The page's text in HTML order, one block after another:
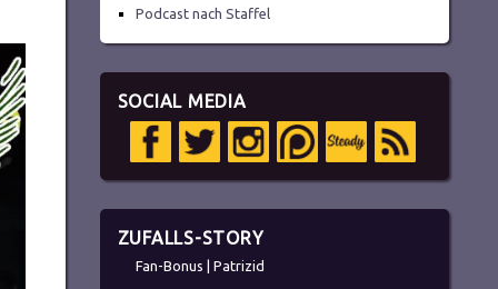
Podcast nach Staffel
SOCIAL MEDIA
ZUFALLS-STORY
Fan-Bonus | Patrizid